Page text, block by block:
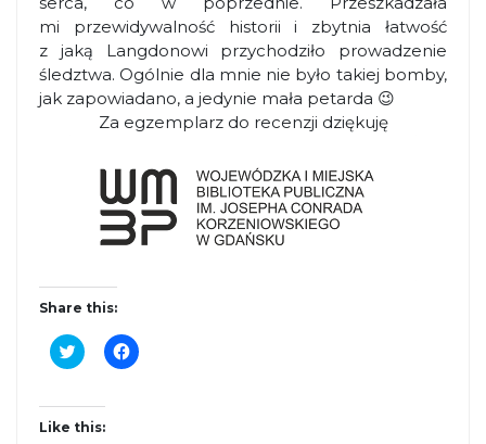
mi przewidywalność historii i zbytnia łatwość
z jaką Langdonowi przychodziło prowadzenie
śledztwa. Ogólnie dla mnie nie było takiej bomby,
jak zapowiadano, a jedynie mała petarda 😉
Za egzemplarz do recenzji dziękuję
Share this:
C
l
k
t
o
C
l
Like this: